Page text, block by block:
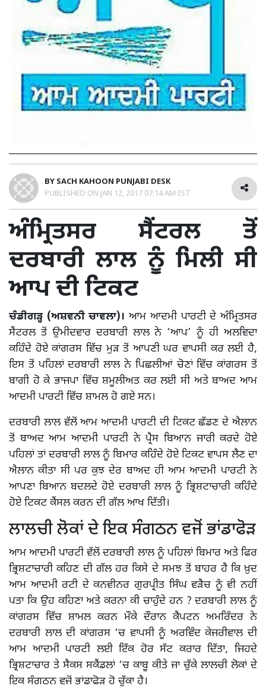
BY SACH KAHOON PUNJABI DESK
PUBLISHED ON JAN 12, 2017 07:14 AM IST
ਅੰਮ੍ਰਿਤਸਰ ਸੈਂਟਰਲ ਤੋਂ
ਦਰਬਾਰੀ ਲਾਲ ਨੂੰ ਮਿਲੀ ਸੀ
ਆਪ ਦੀ ਟਿਕਟ
ਚੰਡੀਗੜ੍ਹ (ਅਸ਼ਵਨੀ ਚਾਵਲਾ)।ਆਮ ਆਦਮੀ ਪਾਰਟੀ ਦੇ ਅੰਮ੍ਰਿਤਸਰ
ਸੈਂਟਰਲ ਤੋਂ ਉਮੀਦਵਾਰ ਦਰਬਾਰੀ ਲਾਲ ਨੇ ‘ਆਪ’ ਨੂੰ ਹੀ ਅਲਵਿਦਾ
ਕਹਿੰਦੇ ਹੋਏ ਕਾਂਗਰਸ ਵਿੱਚ ਮੁੜ ਤੋਂ ਆਪਣੀ ਘਰ ਵਾਪਸੀ ਕਰ ਲਈ ਹੈ,
ਇਸ ਤੋਂ ਪਹਿਲਾਂ ਦਰਬਾਰੀ ਲਾਲ ਨੇ ਪਿਛਲੀਆਂ ਚੋਣਾਂ ਵਿੱਚ ਕਾਂਗਰਸ ਤੋਂ
ਬਾਗੀ ਹੋ ਕੇ ਭਾਜਪਾ ਵਿੱਚ ਸ਼ਮੂਲੀਅਤ ਕਰ ਲਈ ਸੀ ਅਤੇ ਬਾਅਦ ਆਮ
ਆਦਮੀ ਪਾਰਟੀ ਵਿੱਚ ਸ਼ਾਮਲ ਹੋ ਗਏ ਸਨ।
ਦਰਬਾਰੀ ਲਾਲ ਵੱਲੋਂ ਆਮ ਆਦਮੀ ਪਾਰਟੀ ਦੀ ਟਿਕਟ ਛੱਡਣ ਦੇ ਐਲਾਨ
ਤੋਂ ਬਾਅਦ ਆਮ ਆਦਮੀ ਪਾਰਟੀ ਨੇ ਪ੍ਰੈਸ ਬਿਆਨ ਜਾਰੀ ਕਰਦੇ ਹੋਏ
ਪਹਿਲਾਂ ਤਾਂ ਦਰਬਾਰੀ ਲਾਲ ਨੂੰ ਬਿਮਾਰ ਕਹਿੰਦੇ ਹੋਏ ਟਿਕਟ ਵਾਪਸ ਲੈਣ ਦਾ
ਐਲਾਨ ਕੀਤਾ ਸੀ ਪਰ ਕੁਝ ਦੇਰ ਬਾਅਦ ਹੀ ਆਮ ਆਦਮੀ ਪਾਰਟੀ ਨੇ
ਆਪਣਾ ਬਿਆਨ ਬਦਲਦੇ ਹੋਏ ਦਰਬਾਰੀ ਲਾਲ ਨੂੰ ਭ੍ਰਿਸ਼ਟਾਚਾਰੀ ਕਹਿੰਦੇ
ਹੋਏ ਟਿਕਟ ਕੈਂਸਲ ਕਰਨ ਦੀ ਗੱਲ ਆਖ ਦਿੱਤੀ।
ਲਾਲਚੀ ਲੋਕਾਂ ਦੇ ਇਕ ਸੰਗਠਨ ਵਜੋਂ ਭਾਂਡਾਫੋੜ
ਆਮ ਆਦਮੀ ਪਾਰਟੀ ਵੱਲੋਂ ਦਰਬਾਰੀ ਲਾਲ ਨੂੰ ਪਹਿਲਾਂ ਬਿਮਾਰ ਅਤੇ ਫਿਰ
ਭ੍ਰਿਸ਼ਟਾਚਾਰੀ ਕਹਿਣ ਦੀ ਗੱਲ ਹਰ ਕਿਸੇ ਦੇ ਸਮਝ ਤੋਂ ਬਾਹਰ ਹੈ ਕਿ ਖ਼ੁਦ
ਆਮ ਆਦਮੀ ਰਟੀ ਦੇ ਕਨਵੀਨਰ ਗੁਰਪ੍ਰੀਤ ਸਿੰਘ ਵੜੈਚ ਨੂੰ ਵੀ ਨਹੀਂ
ਪਤਾ ਕਿ ਉਹ ਕਹਿਣਾ ਅਤੇ ਕਰਨਾ ਕੀ ਚਾਹੁੰਦੇ ਹਨ ? ਦਰਬਾਰੀ ਲਾਲ ਨੂੰ
ਕਾਂਗਰਸ ਵਿੱਚ ਸ਼ਾਮਲ ਕਰਨ ਮੌਕੇ ਦੌਰਾਨ ਕੈਪਟਨ ਅਮਰਿੰਦਰ ਨੇ
ਦਰਬਾਰੀ ਲਾਲ ਦੀ ਕਾਂਗਰਸ ‘ਚ ਵਾਪਸੀ ਨੂੰ ਅਰਵਿੰਦ ਕੇਜਰੀਵਾਲ ਦੀ
ਆਮ ਆਦਮੀ ਪਾਰਟੀ ਲਈ ਇੱਕ ਹੋਰ ਸੱਟ ਕਰਾਰ ਦਿੱਤਾ, ਜਿਹਦੇ
ਭ੍ਰਿਸ਼ਟਾਚਾਰ ਤੇ ਸੈਕਸ ਸਕੈਂਡਲਾਂ ‘ਚ ਕਾਬੂ ਕੀਤੇ ਜਾ ਚੁੱਕੇ ਲਾਲਚੀ ਲੋਕਾਂ ਦੇ
ਇਕ ਸੰਗਠਨ ਵਜੋਂ ਭਾਂਡਾਫੋੜ ਹੋ ਚੁੱਕਾ ਹੈ।